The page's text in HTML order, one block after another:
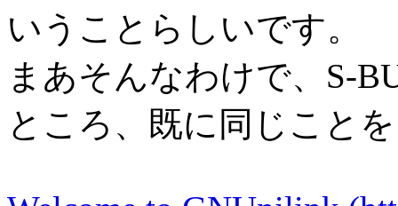
いうことらしいです。
まあそんなわけで、S-
ところ、既に同じこと